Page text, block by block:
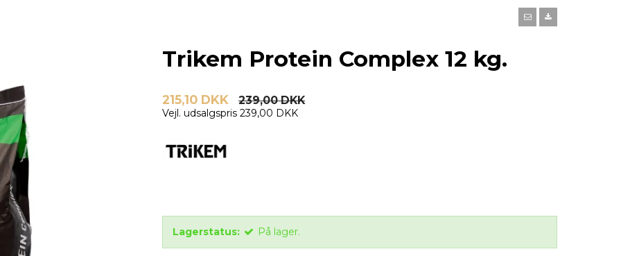
Trikem Protein Complex 12 kg.
215,10 DKK 239,00 DKK
Vejl. udsalgspris 239,00 DKK
Lagerstatus: På lager.